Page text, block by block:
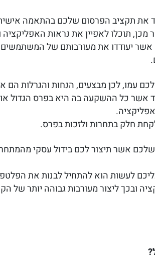
את תקציב הפרסום שלכם בהתאמה
תוכלו לאפיין את נראות האפליקציה
יעודדו את מעורבותם של המשתמשים
עמו, לכן מבצעים, הנחות והגרלות הם
אשר כל ההשקעה בה היא בפרס הגדול
חלק בתחרות ולזכות בפרס.
אשר תיצור לכם בידול עסקי
לעשות הוא להתחיל לבנות את
ליצור מעורבות גבוהה יותר של